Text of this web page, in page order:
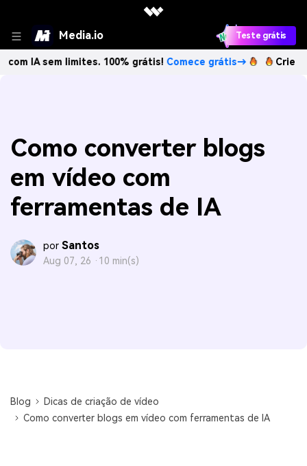
Media.io Teste grátis
limites. 100% grátis!Comece grátis→ Crie imagens
Como converter blogs
em vídeo com
ferramentas de IA
por Santos
Aug 07, 26 · 10 min(s)
Blog
Dicas de criação de vídeo
Como converter blogs em vídeo com ferramentas de IA